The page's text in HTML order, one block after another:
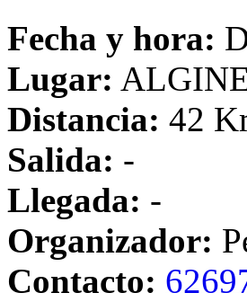
Fecha y hora:
Lugar:
Distancia: 42
Salida: -
Llegada: -
Organizador:
Contacto: